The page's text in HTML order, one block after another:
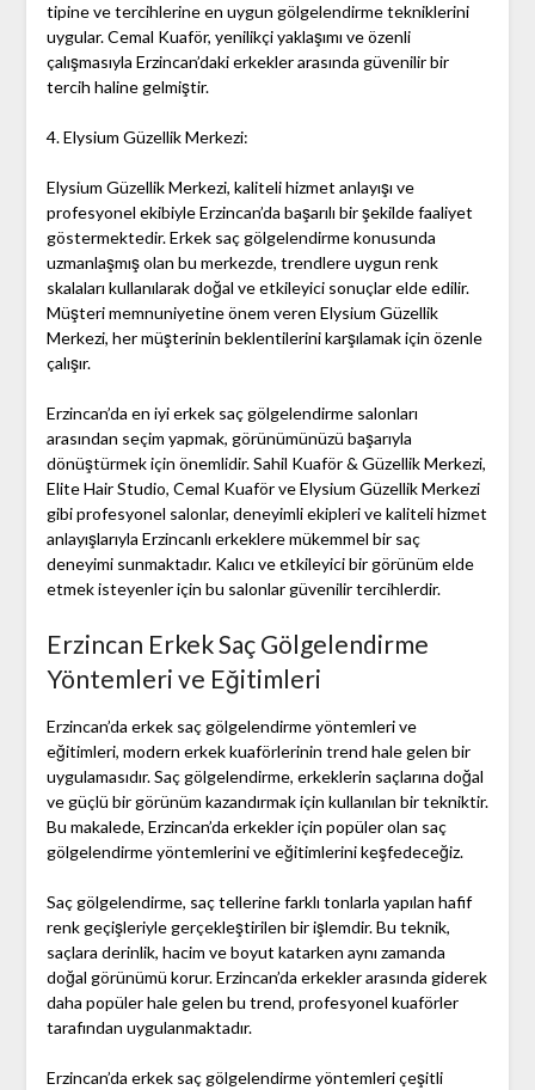
tipine ve tercihlerine en uygun gölgelendirme tekniklerini
uygular. Cemal Kuaför, yenilikçi yaklaşımı ve özenli
çalışmasıyla Erzincan’daki erkekler arasında güvenilir bir
tercih haline gelmiştir.
4. Elysium Güzellik Merkezi:
Elysium Güzellik Merkezi, kaliteli hizmet anlayışı ve
profesyonel ekibiyle Erzincan’da başarılı bir şekilde faaliyet
göstermektedir. Erkek saç gölgelendirme konusunda
uzmanlaşmış olan bu merkezde, trendlere uygun renk
skalaları kullanılarak doğal ve etkileyici sonuçlar elde edilir.
Müşteri memnuniyetine önem veren Elysium Güzellik
Merkezi, her müşterinin beklentilerini karşılamak için özenle
çalışır.
Erzincan’da en iyi erkek saç gölgelendirme salonları
arasından seçim yapmak, görünümünüzü başarıyla
dönüştürmek için önemlidir. Sahil Kuaför & Güzellik Merkezi,
Elite Hair Studio, Cemal Kuaför ve Elysium Güzellik Merkezi
gibi profesyonel salonlar, deneyimli ekipleri ve kaliteli hizmet
anlayışlarıyla Erzincanlı erkeklere mükemmel bir saç
deneyimi sunmaktadır. Kalıcı ve etkileyici bir görünüm elde
etmek isteyenler için bu salonlar güvenilir tercihlerdir.
Erzincan Erkek Saç Gölgelendirme
Yöntemleri ve Eğitimleri
Erzincan’da erkek saç gölgelendirme yöntemleri ve
eğitimleri, modern erkek kuaförlerinin trend hale gelen bir
uygulamasıdır. Saç gölgelendirme, erkeklerin saçlarına doğal
ve güçlü bir görünüm kazandırmak için kullanılan bir tekniktir.
Bu makalede, Erzincan’da erkekler için popüler olan saç
gölgelendirme yöntemlerini ve eğitimlerini keşfedeceğiz.
Saç gölgelendirme, saç tellerine farklı tonlarla yapılan hafif
renk geçişleriyle gerçekleştirilen bir işlemdir. Bu teknik,
saçlara derinlik, hacim ve boyut katarken aynı zamanda
doğal görünümü korur. Erzincan’da erkekler arasında giderek
daha popüler hale gelen bu trend, profesyonel kuaförler
tarafından uygulanmaktadır.
Erzincan’da erkek saç gölgelendirme yöntemleri çeşitli